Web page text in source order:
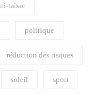
tabac
politique
réduction des risques
soleil sport